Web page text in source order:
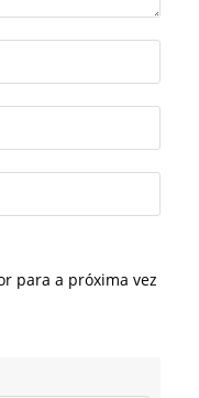
para a próxima vez